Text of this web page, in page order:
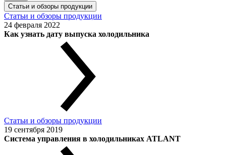
Статьи и обзоры продукции
Статьи и обзоры продукции
24 февраля 2022
Как узнать дату выпуска холодильника
Статьи и обзоры продукции
19 сентября 2019
Система управления в холодильниках ATLANT